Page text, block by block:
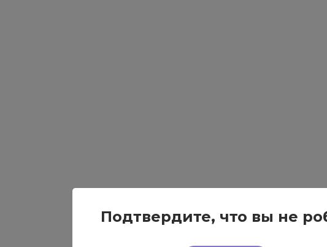
Подтвердите, что вы не